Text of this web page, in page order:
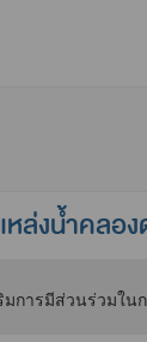
ล่งน้ำคลอ